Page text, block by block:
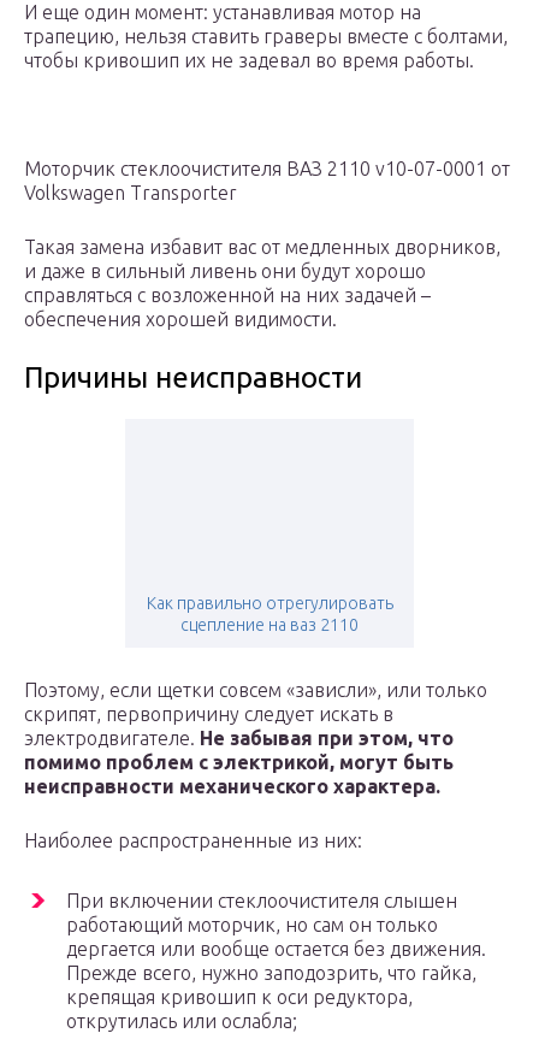
И еще один момент: устанавливая мотор на
трапецию, нельзя ставить граверы вместе с болтами,
чтобы кривошип их не задевал во время работы.
Моторчик стеклоочистителя ВАЗ 2110 v10-07-0001 от
Volkswagen Transporter
Такая замена избавит вас от медленных дворников,
и даже в сильный ливень они будут хорошо
справляться с возложенной на них задачей –
обеспечения хорошей видимости.
Причины неисправности
Как правильно отрегулировать
сцепление на ваз 2110
Поэтому, если щетки совсем «зависли», или только
скрипят, первопричину следует искать в
электродвигателе. Не забывая при этом, что
помимо проблем с электрикой, могут быть
неисправности механического характера.
Наиболее распространенные из них:
При включении стеклоочистителя слышен
работающий моторчик, но сам он только
дергается или вообще остается без движения.
Прежде всего, нужно заподозрить, что гайка,
крепящая кривошип к оси редуктора,
открутилась или ослабла;